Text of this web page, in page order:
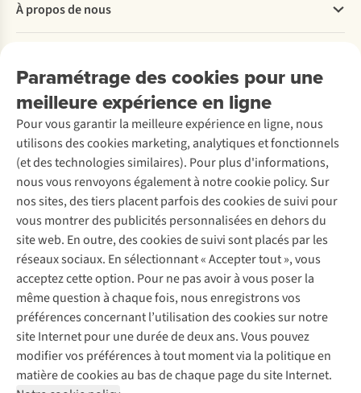
Paramétrage des cookies pour une
meilleure expérience en ligne
Pour vous garantir la meilleure expérience en ligne, nous
utilisons des cookies marketing, analytiques et fonctionnels
(et des technologies similaires). Pour plus d'informations,
nous vous renvoyons également à notre cookie policy. Sur
nos sites, des tiers placent parfois des cookies de suivi pour
vous montrer des publicités personnalisées en dehors du
site web. En outre, des cookies de suivi sont placés par les
réseaux sociaux. En sélectionnant « Accepter tout », vous
acceptez cette option. Pour ne pas avoir à vous poser la
même question à chaque fois, nous enregistrons vos
préférences concernant l’utilisation des cookies sur notre
site Internet pour une durée de deux ans. Vous pouvez
modifier vos préférences à tout moment via la politique en
matière de cookies au bas de chaque page du site Internet.
Commander
Payer
Retourner
Rétractation d'une commande
Entretien & réparations
Garantie
Contactez-nous
À propos de nous
Entreprise responsable
À propos d’Ayacucho
Nos magasins
À propos d’A.S.Adventure
Déclaration d'accessibilité
Location / Location sports d’hiver
Seconde-main
Entretien de ski
Service de lavage
Entretien de chaussures
Réparation de chaussures
Réparation de vêtements
Retouches
Pour les entreprises
Découvrez
A.S.Magazine
Explore Camp
Expertise & conseils
Abonnez-vous à la newsletter
Suivez-nous
Mentions légales
Politique de confidentialité
Conditions générales
Cookie Policy